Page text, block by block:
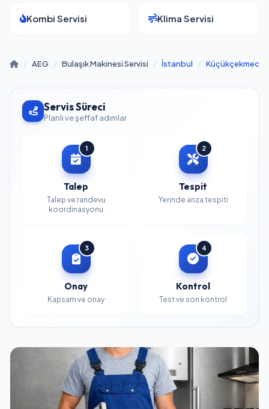
Kombi Servisi Klima Servisi
/ AEG / Bulaşık Makinesi Servisi / İstanbul / Küçükçekmece
Servis Süreci
Planlı ve şeffaf adımlar
1
Talep
Talep ve randevu
koordinasyonu
2
Tespit
Yerinde arıza tespiti
3
Onay
Kapsam ve onay
4
Kontrol
Test ve son kontrol